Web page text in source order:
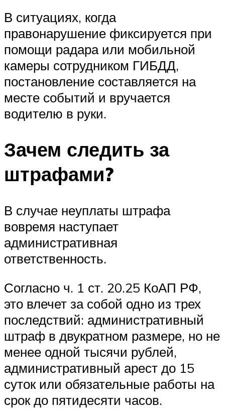
В ситуациях, когда
правонарушение фиксируется при
помощи радара или мобильной
камеры сотрудником ГИБДД,
постановление составляется на
месте событий и вручается
водителю в руки.
Зачем следить за
штрафами?
В случае неуплаты штрафа
вовремя наступает
административная
ответственность.
Согласно ч. 1 ст. 20.25 КоАП РФ,
это влечет за собой одно из трех
последствий: административный
штраф в двукратном размере, но не
менее одной тысячи рублей,
административный арест до 15
суток или обязательные работы на
срок до пятидесяти часов.